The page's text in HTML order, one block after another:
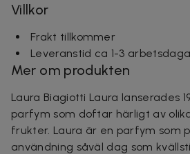
Villkor
Frakt tillkommer
Leveranstid ca 1-3
Mer om produkten
Laura Biagiotti Laura lanserades
parfym som doftar härligt av
frukter. Laura är en parfym som
användning såväl dag som